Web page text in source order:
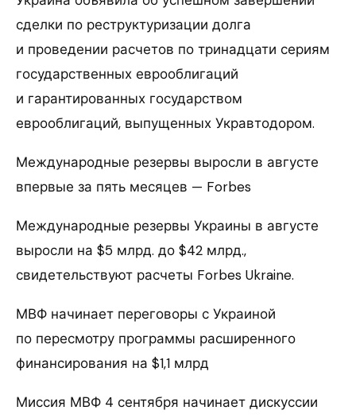
сделки по реструктуризации долга
и проведении расчетов по тринадцати сериям
государственных еврооблигаций
и гарантированных государством
еврооблигаций, выпущенных Укравтодором.
Международные резервы выросли в августе
впервые за пять месяцев — Forbes
Международные резервы Украины в августе
выросли на $5 млрд. до $42 млрд.,
свидетельствуют расчеты Forbes Ukraine.
МВФ начинает переговоры с Украиной
по пересмотру программы расширенного
финансирования на $1,1 млрд
Миссия МВФ 4 сентября начинает дискуссии